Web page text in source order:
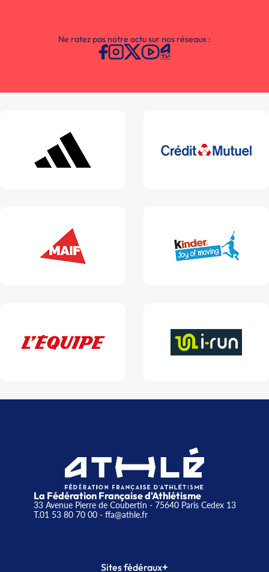
Ne ratez pas notre actu sur nos réseaux :
La Fédération Française d'Athlétisme
33 Avenue Pierre de Coubertin - 75640 Paris Cedex 13
T.01 53 80 70 00- ffa@athle.fr
Sites fédéraux+